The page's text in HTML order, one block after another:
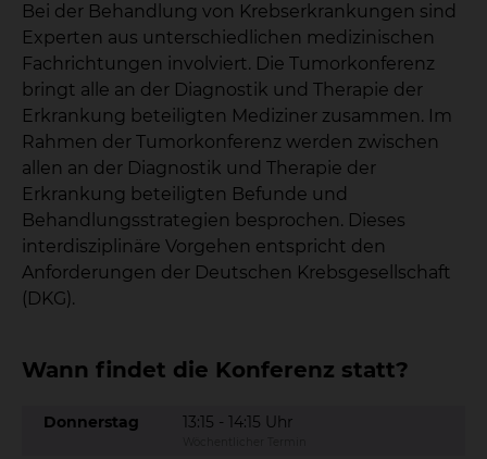
Bei der Behandlung von Krebserkrankungen sind
Experten aus unterschiedlichen medizinischen
Fachrichtungen involviert. Die Tumorkonferenz
bringt alle an der Diagnostik und Therapie der
Erkrankung beteiligten Mediziner zusammen. Im
Rahmen der Tumorkonferenz werden zwischen
allen an der Diagnostik und Therapie der
Erkrankung beteiligten Befunde und
Behandlungsstrategien besprochen. Dieses
interdisziplinäre Vorgehen entspricht den
Anforderungen der Deutschen Krebsgesellschaft
(DKG).
Wann findet die Konferenz statt?
Donnerstag 13:15 - 14:15 Uhr